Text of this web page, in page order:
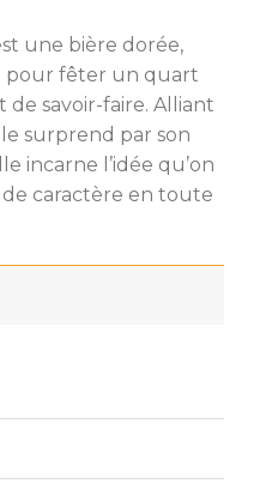
une bière dorée,
pour fêter un quart
de savoir-faire. Alliant
surprend par son
incarne l’idée qu’on
caractère en toute